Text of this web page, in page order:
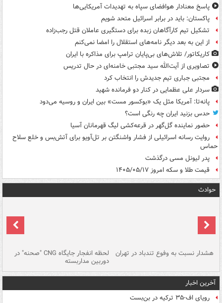
پاسخ معنادار هوافضای سپاه به تهدیدات آمریکایی‌ها
پاکستان: باید در برابر اسرائیل متحد شویم
تشکیل تیم کارآگاهان زبده برای دستگیری عاملان قتل رجب‌زاده
از این به بعد دیگر نامه‌های استقلال را امضا نمی‌کنم
کاریکاتور/ تلاش‌های بی‌پایان ترامپ برای مذاکره با ایران
تصاویری از آیت‌الله سید مجتبی خامنه‌ای در حال تدریس
مجتبی جباری تیم جدیدش را انتخاب کرد
سردار علی عظمایی در کنار دو فرمانده شهید
پانه‌تا: آمریکا مثل یک «بوکسور مست» بین ایران و روسیه می‌دود
حدس بزنید ایران چه رنگی است؟
حضور نماینده گل‌گهر در قرعه‌کشی لیگ قهرمانان آسیا
روایت رسانه اسرائیلی از فشار واشنگتن بر تل‌آویو برای آتش‌بس و خلع سلاح
حماس
پدر لیونل مسی درگذشت
قیمت طلا و سکه امروز ۱۴۰۵/۰۵/۱۷
حوادث
هشدار نسبت به وفوع تندباد در تهران لحظه انفجار جایگاه CNG "صحنه" در
دوربین مداربسته
آخرین اخبار
رویای اف-۳۵ ترکیه در بن‌بست